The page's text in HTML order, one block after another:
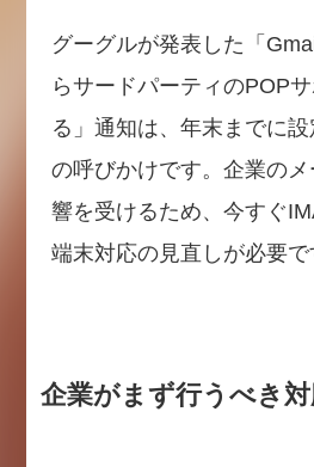
グーグルが発表した「
らサードパーティのPOP
る」通知は、年末までに
の呼びかけです。企業の
響を受けるため、今すぐ
端末対応の見直しが必要で
企業がまず行うべき